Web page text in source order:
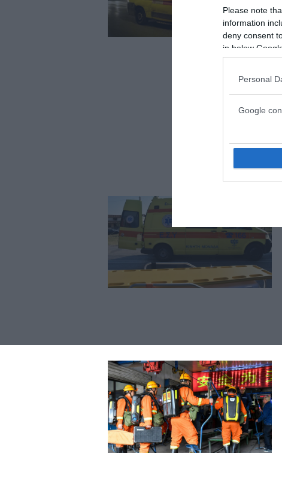
Please note
information
deny consent
in below
Personal
Google